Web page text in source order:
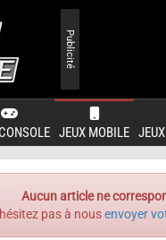
JEUX MOBILE
Publicité
Aucun article ne
pas à nousenvoyer